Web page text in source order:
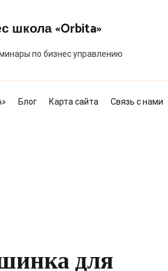
школа «Orbita»
по бизнес управлению
Блог Карта сайта Связь с нами
для